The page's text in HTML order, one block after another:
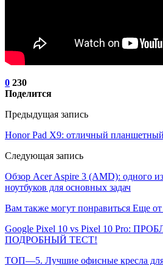
0 230
Поделится
Предыдущая запись
Honor Pad X9: отличный
Следующая запись
Обзор Acer Aspire 3 (AMD): одного
ноутбуков для основных задач
Вам также могут понравиться Еще от
Google Pixel 10 vs Pixel 10 Pro:
ПОДРОБНЫЙ ТЕСТ!
ТОП—5. Лучшие офисные кресла